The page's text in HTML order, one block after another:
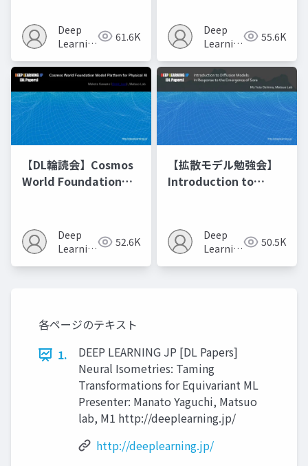
Recipes モデルマージ
の進化的最適化
Deep
Learning
61.6K
Deep
Learning
55.6K
【DL輪読会】Cosmos
World Foundation
Deep
Learning
52.6K
【拡散モデル勉強会】
Introduction to
Deep
Learning
50.5K
各ページのテキスト
1.
DEEP LEARNING JP [DL Papers]
Neural Isometries: Taming
Transformations for Equivariant ML
Presenter: Manato Yaguchi, Matsuo
lab, M1 http://deeplearning.jp/
http://deeplearning.jp/